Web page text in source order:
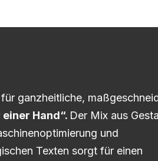
ganzheitliche,
einer Hand“. Der Mix aus
und
Texten sorgt für einen